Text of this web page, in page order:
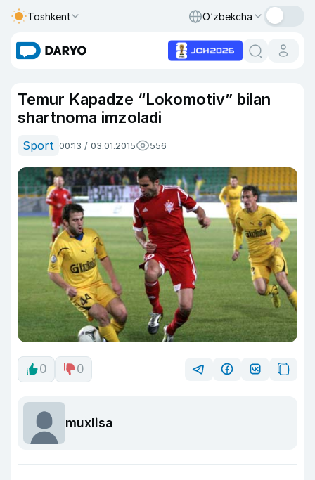
Toshkent O‘zbekcha
Temur Kapadze “Lokomotiv” bilan
shartnoma imzoladi
Sport 00:13 / 03.01.2015 556
0 0
muxlisa